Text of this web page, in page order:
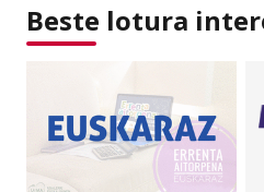
Beste lotura